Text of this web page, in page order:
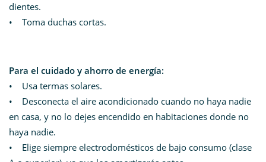
dientes.
• Toma duchas cortas.
Para el cuidado y ahorro de energía:
• Usa termas solares.
• Desconecta el aire acondicionado cuando no haya nadie
en casa, y no lo dejes encendido en habitaciones donde no
haya nadie.
• Elige siempre electrodomésticos de bajo consumo (clase